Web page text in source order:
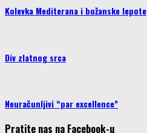
Kolevka Mediterana i božanske lepote
Div zlatnog srca
Neuračunljivi “par excellence”
Pratite nas na Facebook-u